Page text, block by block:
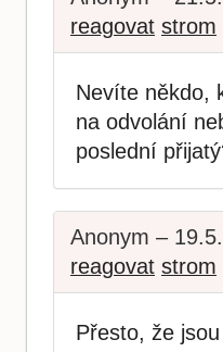
reagovat strom
Nevíte někdo,
na odvolání
poslední
Anonym –
reagovat strom
Přesto, že